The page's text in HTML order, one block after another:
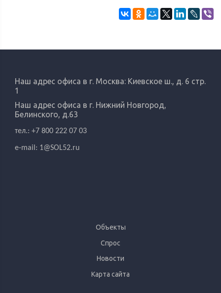
Наш адрес офиса в г. Москва: Киевское ш., д. 6 стр.
1
Наш адрес офиса в г. Нижний Новгород,
Белинского, д.63
тел.: +7 800 222 07 03
e-mail: 1@SOL52.ru
Объекты
Спрос
Новости
Карта сайта